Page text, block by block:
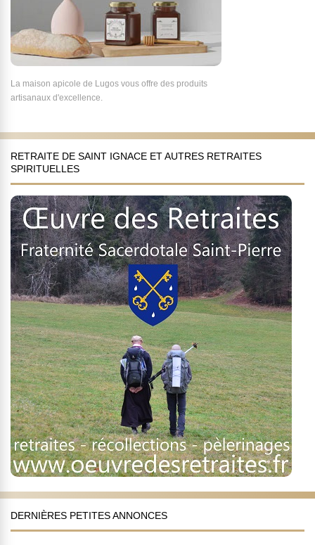
La maison apicole de Lugos vous offre des produits
artisanaux d'excellence.
RETRAITE DE SAINT IGNACE ET AUTRES RETRAITES
SPIRITUELLES
DERNIÈRES PETITES ANNONCES